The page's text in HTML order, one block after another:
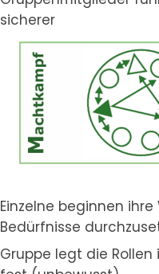
sicherer
Einzelne beginnen
Bedürfnisse
Gruppe legt die Rollen